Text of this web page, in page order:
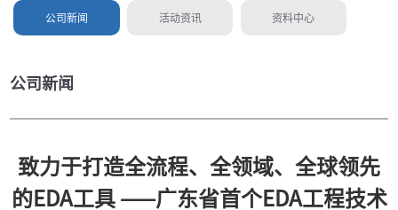
公司新闻 活动资讯 资料中心
公司新闻
致力于打造全流程、全领域、全球领先
的EDA工具 ——广东省首个EDA工程技术